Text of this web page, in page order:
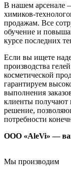
В нашем арсенале
химиков-
продажам. Все
обучение и
курсе последних
Если вы ищете
производства
косметической
гарантируем
выполнения
клиенты получают
решение,
потребности
ООО «AleVi» —
Мы производим